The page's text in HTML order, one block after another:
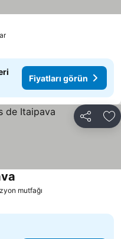
Fiyatları görün
Paylaş
mutfağı